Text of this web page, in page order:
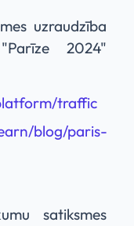
uzraudzība
2024"
traffic
blog/paris-
satiksmes